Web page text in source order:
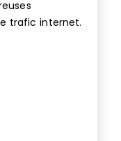
trafic internet.